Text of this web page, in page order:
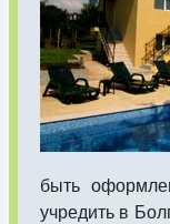
быть
учредить в